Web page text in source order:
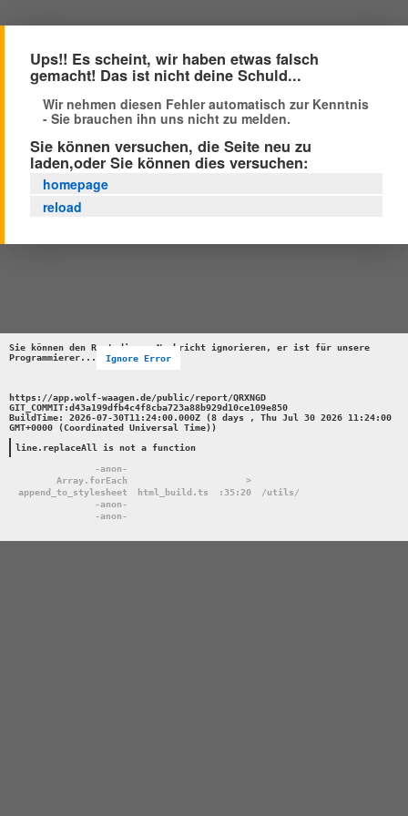
Ups!! Es scheint, wir haben etwas falsch
gemacht! Das ist nicht deine Schuld...
Wir nehmen diesen Fehler automatisch zur Kenntnis
- Sie brauchen ihn uns nicht zu melden.
Sie können versuchen, die Seite neu zu
laden,oder Sie können dies versuchen:
homepage
reload
Sie können den Rest dieser Nachricht ignorieren, er ist für unsere
Programmierer...
Ignore Error
https://app.wolf-waagen.de/public/report/QRXNGD
GIT_COMMIT:d43a199dfb4c4f8cba723a88b929d10ce109e850
BuildTime: 2026-07-30T11:24:00.000Z (8 days , Thu Jul 30 2026 11:24:00
GMT+0000 (Coordinated Universal Time))
line.replaceAll is not a function
-anon-
Array.forEach
>
append_to_stylesheet
html_build.ts :35:20
/utils/
-anon-
-anon-